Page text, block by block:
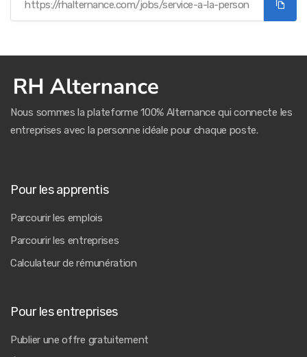
Nous sommes la plateforme 100% Alternance qui connecte les
entreprises avec la personne idéale pour chaque poste.
Pour les apprentis
Parcourir les emplois
Parcourir les entreprises
Calculateur de rémunération
Pour les entreprises
Publier une offre gratuitement